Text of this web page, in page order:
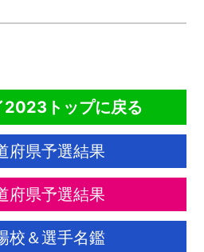
2023トップに戻る
府県予選結果
府県予選結果
校＆選手名鑑